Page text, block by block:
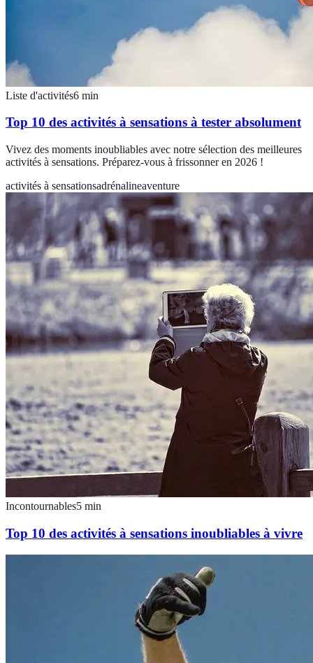
Liste d'activités6 min
Top 10 des activités à sensations à tester absolument
Vivez des moments inoubliables avec notre sélection des meilleures
activités à sensations. Préparez-vous à frissonner en 2026 !
activités à sensationsadrénalineaventure
Incontournables5 min
Top 10 des activités à sensations inoubliables à vivre